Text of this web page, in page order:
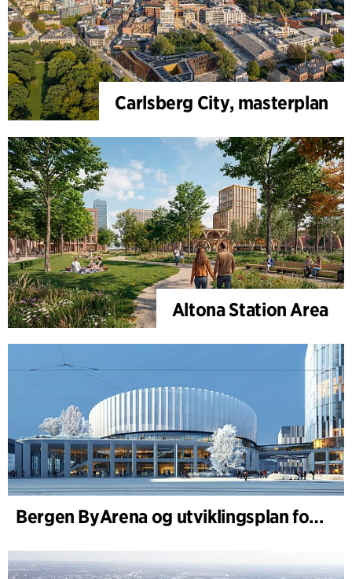
Carlsberg City, masterplan
Altona Station Area
Bergen ByArena og utviklingsplan for Nygårdstangen